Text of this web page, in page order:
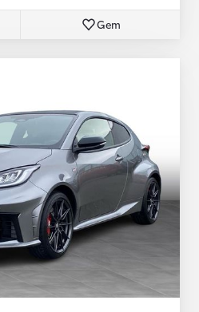
Gem